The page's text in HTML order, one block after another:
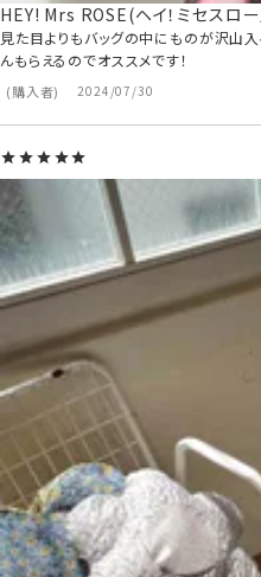
HEY! Mrs ROSE(ヘイ！ミセスロ
購入者 2024/07/30
見た目よりもバッグの中にものが沢山入
んもらえるのでオススメです！